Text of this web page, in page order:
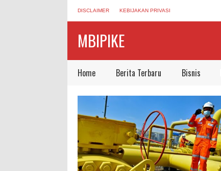
DISCLAIMER KEBIJAKAN PRIVASI
MBIPIKE
Home Berita Terbaru Bisnis